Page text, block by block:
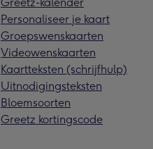
Personaliseer je kaart
Groepswenskaarten
Videowenskaarten
Kaartteksten (schrijfhulp)
Uitnodigingsteksten
Bloemsoorten
Greetz kortingscode